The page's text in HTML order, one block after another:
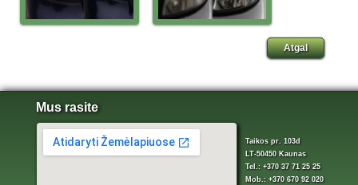
Atgal
Mus rasite
Taikos pr. 103d
LT-50450 Kaunas
Tel.: +370 37 71 25 25
Mob.: +370 670 92 020